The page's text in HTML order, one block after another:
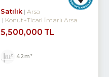
Satılık
Arsa
Konut+Ticari İmarlı Arsa
5,500,000 TL
42m²